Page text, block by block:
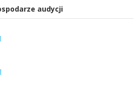
audycji